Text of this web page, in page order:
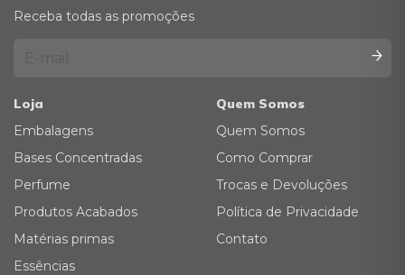
Receba todas as promoções
Loja
Embalagens
Bases Concentradas
Perfume
Produtos Acabados
Matérias primas
Essências
Quem Somos
Quem Somos
Como Comprar
Trocas e Devoluções
Política de Privacidade
Contato